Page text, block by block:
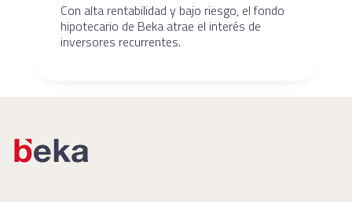
Con alta rentabilidad y bajo riesgo, el fondo
hipotecario de Beka atrae el interés de
inversores recurrentes.